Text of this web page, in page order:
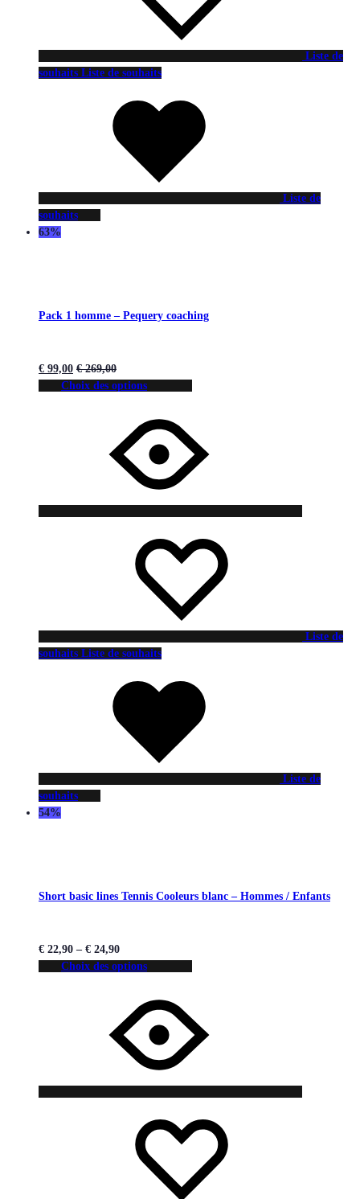
Liste de
souhaits Liste de souhaits
Liste de
souhaits
63%
Pack 1 homme – Pequery coaching
€ 99,00 €269,00
Choix des options
Liste de
souhaits Liste de souhaits
Liste de
souhaits
54%
Short basic lines Tennis Cooleurs blanc – Hommes / Enfants
€ 22,90 – € 24,90
Choix des options